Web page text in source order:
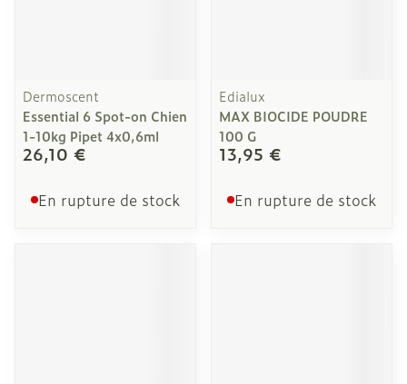
Dermoscent
Essential 6 Spot-on Chien
1-10kg Pipet 4x0,6ml
26,10 €
En rupture de stock
Edialux
MAX BIOCIDE POUDRE
100 G
13,95 €
En rupture de stock